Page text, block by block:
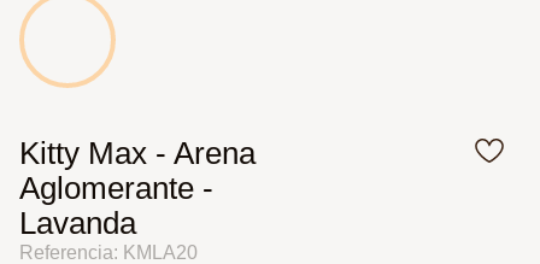
Kitty Max - Arena
Aglomerante -
Lavanda
Referencia: KMLA20